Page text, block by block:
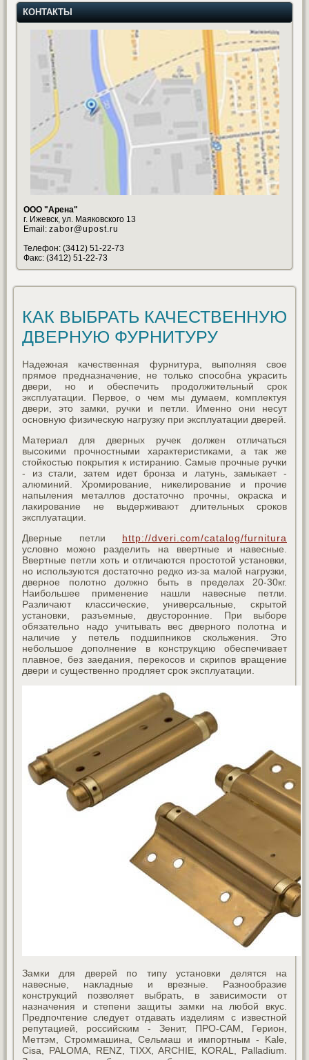
КОНТАКТЫ
ООО "Арена"
г. Ижевск, ул. Маяковского 13
Email: zabor@upost.ru
Телефон: (3412) 51-22-73
Факс: (3412) 51-22-73
КАК ВЫБРАТЬ КАЧЕСТВЕННУЮ
ДВЕРНУЮ ФУРНИТУРУ
Надежная качественная фурнитура, выполняя свое
прямое предназначение, не только способна украсить
двери, но и обеспечить продолжительный срок
эксплуатации. Первое, о чем мы думаем, комплектуя
двери, это замки, ручки и петли. Именно они несут
основную физическую нагрузку при эксплуатации дверей.
Материал для дверных ручек должен отличаться
высокими прочностными характеристиками, а так же
стойкостью покрытия к истиранию. Самые прочные ручки
- из стали, затем идет бронза и латунь, замыкает -
алюминий. Хромирование, никелирование и прочие
напыления металлов достаточно прочны, окраска и
лакирование не выдерживают длительных сроков
эксплуатации.
Дверные петли http://dveri.com/catalog/furnitura
условно можно разделить на ввертные и навесные.
Ввертные петли хоть и отличаются простотой установки,
но используются достаточно редко из-за малой нагрузки,
дверное полотно должно быть в пределах 20-30кг.
Наибольшее применение нашли навесные петли.
Различают классические, универсальные, скрытой
установки, разъемные, двусторонние. При выборе
обязательно надо учитывать вес дверного полотна и
наличие у петель подшипников скольжения. Это
небольшое дополнение в конструкцию обеспечивает
плавное, без заедания, перекосов и скрипов вращение
двери и существенно продляет срок эксплуатации.
Замки для дверей по типу установки делятся на
навесные, накладные и врезные. Разнообразие
конструкций позволяет выбрать, в зависимости от
назначения и степени защиты замки на любой вкус.
Предпочтение следует отдавать изделиям с известной
репутацией, российским - Зенит, ПРО-САМ, Герион,
Меттэм, Строммашина, Сельмаш и импортным - Kale,
Cisa, PALOMA, RENZ, TIXX, ARCHIE, KORAL, Palladium.